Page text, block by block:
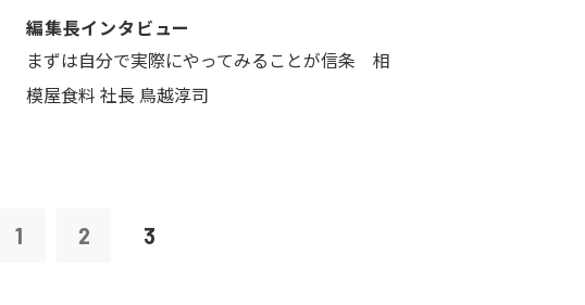
編集長インタビュー
まずは自分で実際にやってみることが信条 相
模屋食料 社長 鳥越淳司
1 2 3